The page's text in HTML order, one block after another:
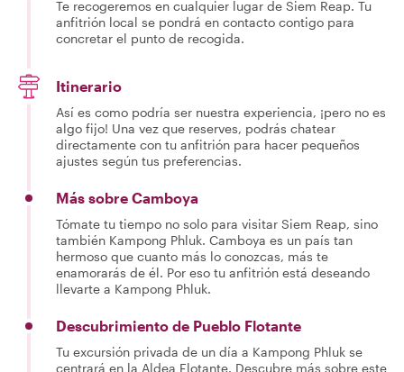
Te recogeremos en cualquier lugar de Siem Reap. Tu
anfitrión local se pondrá en contacto contigo para
concretar el punto de recogida.
Itinerario
Así es como podría ser nuestra experiencia, ¡pero no es
algo fijo! Una vez que reserves, podrás chatear
directamente con tu anfitrión para hacer pequeños
ajustes según tus preferencias.
Más sobre Camboya
Tómate tu tiempo no solo para visitar Siem Reap, sino
también Kampong Phluk. Camboya es un país tan
hermoso que cuanto más lo conozcas, más te
enamorarás de él. Por eso tu anfitrión está deseando
llevarte a Kampong Phluk.
Descubrimiento de Pueblo Flotante
Tu excursión privada de un día a Kampong Phluk se
centrará en la Aldea Flotante. Descubre más sobre este